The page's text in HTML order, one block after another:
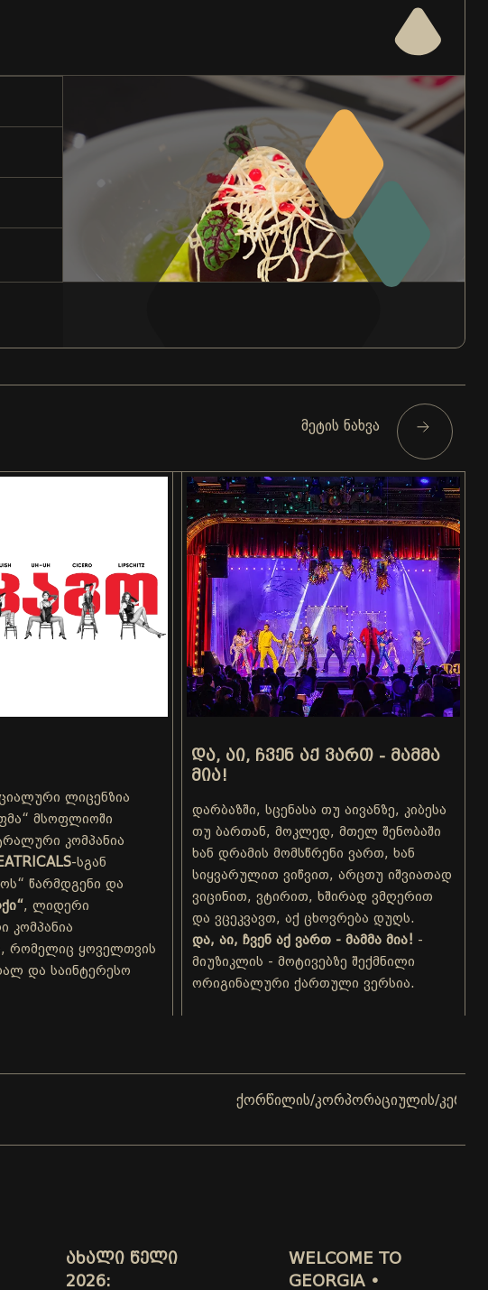
მეტის ნახვა
ლიცენზია
მსოფლიოში
კომპანია
-სგან
წარმდგენი და
, ლიდერი
კომპანია
რომელიც ყოველთვის
და საინტერესო
ᲓᲐ, ᲐᲘ, ᲩᲕᲔᲜ ᲐᲥ ᲕᲐᲠᲗ - ᲛᲐᲛᲛᲐ
ᲛᲘᲐ!
დარბაზში, სცენასა თუ აივანზე, კიბესა
თუ ბართან, მოკლედ, მთელ შენობაში
ხან დრამის მომსწრენი ვართ, ხან
სიყვარულით ვიწვით, არცთუ იშვიათად
ვიცინით, ვტირით, ხშირად ვმღერით
და ვცეკვავთ, აქ ცხოვრება დუღს.
და, აი, ჩვენ აქ ვართ - მამმა მია! -
მიუზიკლის - მოტივებზე შექმნილი
ორიგინალური ქართული ვერსია.
ქორწილის/კორპორაციულის/კერძო
ᲐᲮᲐᲚᲘ ᲬᲔᲚᲘ
2026:
WELCOME TO
GEORGIA •